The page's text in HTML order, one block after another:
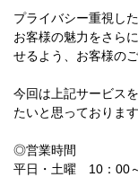
プライバシー重視し
お客様の魅力をさら
せるよう、お客様の
今回は上記サービス
たいと思っております
◎営業時間
平日・土曜 10：00